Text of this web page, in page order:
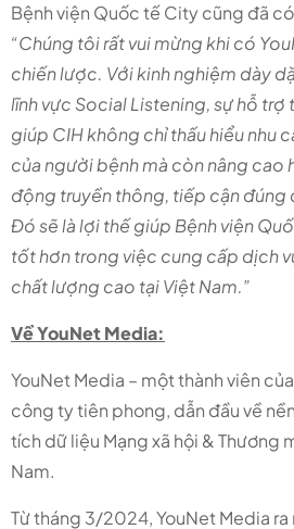
Bệnh viện Quốc tế City cũng đã
“Chúng tôi rất vui mừng khi có
chiến lược. Với kinh nghiệm dày
lĩnh vực Social Listening, sự hỗ trợ
giúp CIH không chỉ thấu hiểu nhu
của người bệnh mà còn nâng cao
động truyền thông, tiếp cận đúng
Đó sẽ là lợi thế giúp Bệnh viện
tốt hơn trong việc cung cấp dịch
chất lượng cao tại Việt Nam.”
Về YouNet Media:
YouNet Media – một thành viên
công ty tiên phong, dẫn đầu về
tích dữ liệu Mạng xã hội & Thương
Nam.
Từ tháng 3/2024, YouNet Media